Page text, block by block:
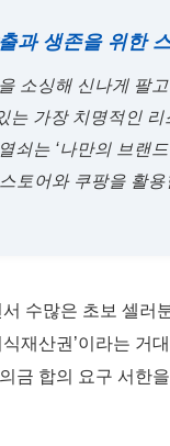
과 생존을 위한
소싱해 신나게 팔
는 가장 치명적인
는 ‘나만의 브랜
토어와 쿠팡을 활
수많은 초보 셀러
재산권’이라는 거
금 합의 요구 서한